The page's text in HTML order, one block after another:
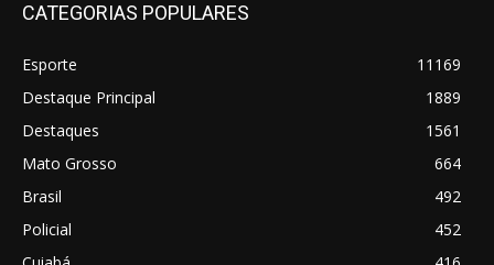
CATEGORIAS POPULARES
Esporte
11169
Destaque Principal
1889
Destaques
1561
Mato Grosso
664
Brasil
492
Policial
452